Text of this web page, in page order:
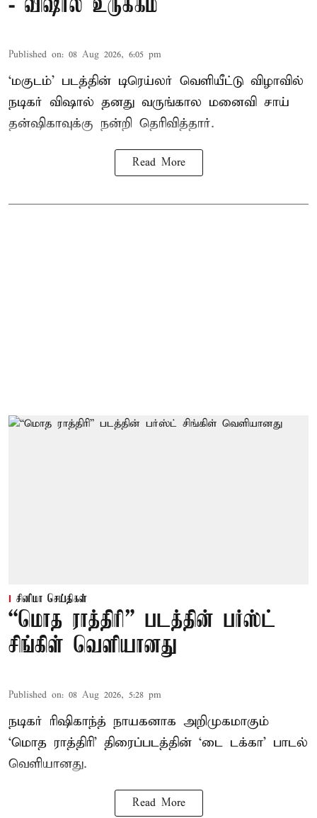
- விஷால் உருக்கம்
Published on: 08 Aug 2026, 6:05 pm
‘மகுடம்’ படத்தின் டிரெய்லர் வெளியீட்டு விழாவில்
நடிகர் விஷால் தனது வருங்கால மனைவி சாய்
தன்ஷிகாவுக்கு நன்றி தெரிவித்தார்.
Read More
சினிமா செய்திகள்
“மொத ராத்திரி” படத்தின் பர்ஸ்ட்
சிங்கிள் வெளியானது
Published on: 08 Aug 2026, 5:28 pm
நடிகர் ரிஷிகாந்த் நாயகனாக அறிமுகமாகும்
‘மொத ராத்திரி’ திரைப்படத்தின் ‘டை டக்கா’ பாடல்
வெளியானது.
Read More